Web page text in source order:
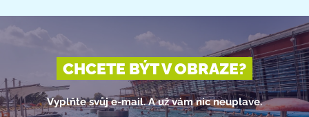
CHCETE BÝT V OBRAZE?
Vyplňte svůj e-mail. A už vám nic neuplave.